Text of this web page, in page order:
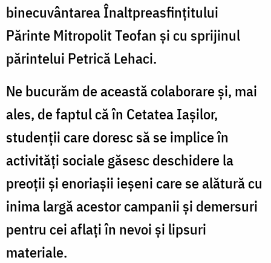
binecuvântarea Înaltpreasfințitului
Părinte Mitropolit Teofan și cu sprijinul
părintelui Petrică Lehaci.
Ne bucurăm de această colaborare și, mai
ales, de faptul că în Cetatea Iașilor,
studenții care doresc să se implice în
activități sociale găsesc deschidere la
preoții și enoriașii ieșeni care se alătură cu
inima largă acestor campanii și demersuri
pentru cei aflați în nevoi și lipsuri
materiale.